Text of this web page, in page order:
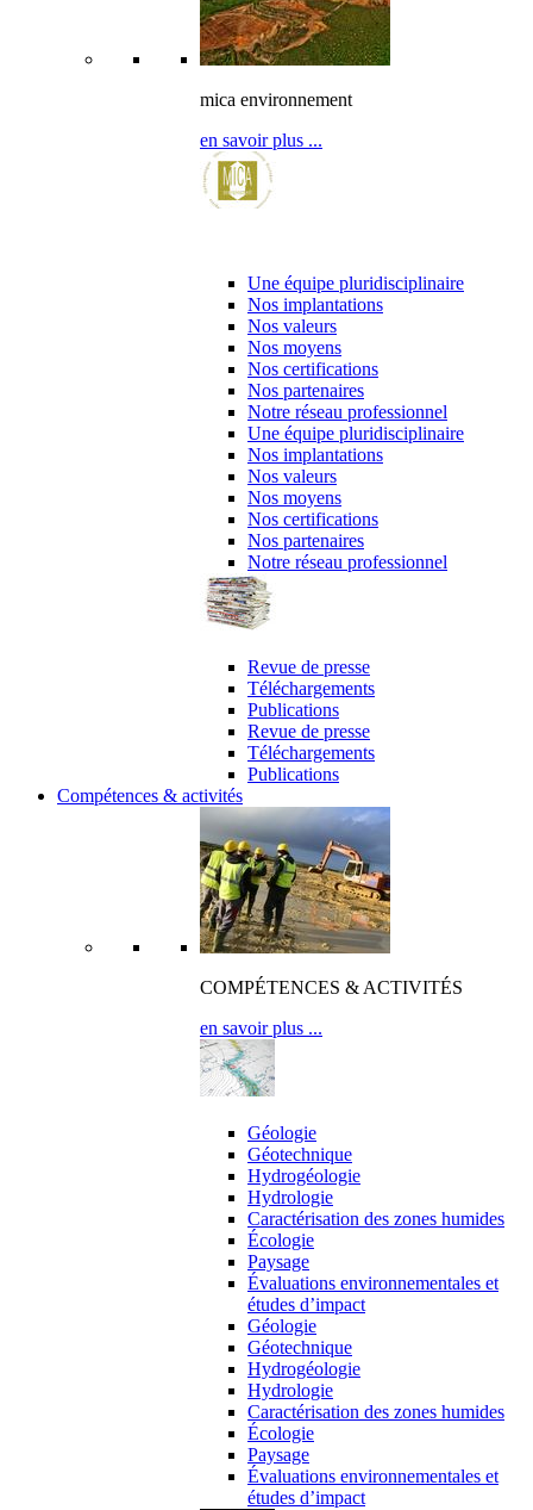
mica environnement
en savoir plus ...
Une équipe pluridisciplinaire
Nos implantations
Nos valeurs
Nos moyens
Nos certifications
Nos partenaires
Notre réseau professionnel
Une équipe pluridisciplinaire
Nos implantations
Nos valeurs
Nos moyens
Nos certifications
Nos partenaires
Notre réseau professionnel
Revue de presse
Téléchargements
Publications
Revue de presse
Téléchargements
Publications
Compétences & activités
COMPÉTENCES & ACTIVITÉS
en savoir plus ...
Géologie
Géotechnique
Hydrogéologie
Hydrologie
Caractérisation des zones humides
Écologie
Paysage
Évaluations environnementales et
études d’impact
Géologie
Géotechnique
Hydrogéologie
Hydrologie
Caractérisation des zones humides
Écologie
Paysage
Évaluations environnementales et
études d’impact